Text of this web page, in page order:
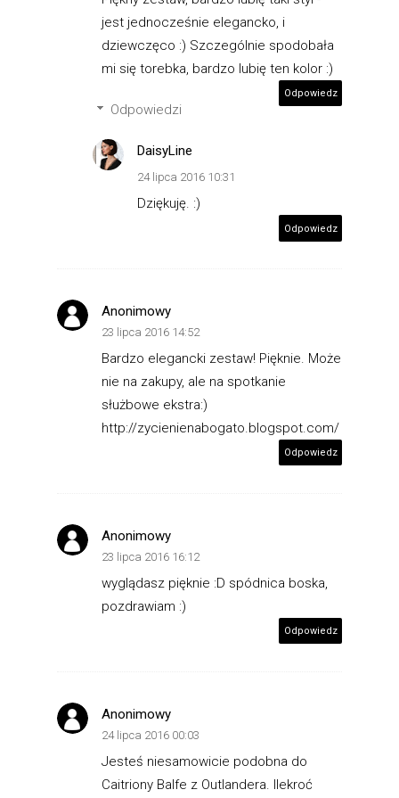
jest jednocześnie elegancko, i
dziewczęco :) Szczególnie spodobała
mi się torebka, bardzo lubię ten kolor :)
Odpowiedz
Odpowiedzi
DaisyLine
24 lipca 2016 10:31
Dziękuję. :)
Odpowiedz
Anonimowy
23 lipca 2016 14:52
Bardzo elegancki zestaw! Pięknie. Może
nie na zakupy, ale na spotkanie
służbowe ekstra:)
http://zycienienabogato.blogspot.com/
Odpowiedz
Anonimowy
23 lipca 2016 16:12
wyglądasz pięknie :D spódnica boska,
pozdrawiam :)
Odpowiedz
Anonimowy
24 lipca 2016 00:03
Jesteś niesamowicie podobna do
Caitriony Balfe z Outlandera. Ilekroć